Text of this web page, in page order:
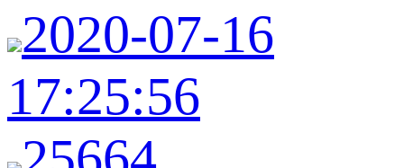
2020-07-16
17:25:56